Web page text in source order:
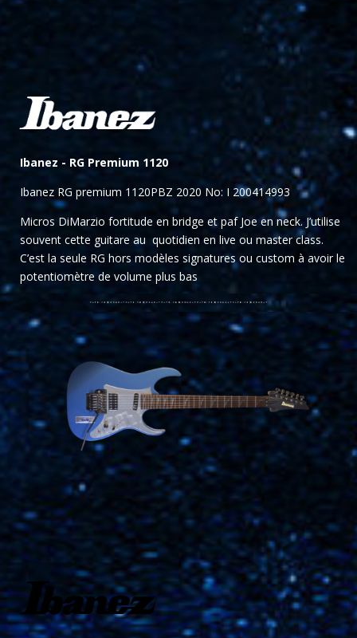
Ibanez - RG Premium 1120
Ibanez RG premium 1120PBZ 2020 No: I 200414993
Micros DiMarzio fortitude en bridge et paf Joe en neck. J’utilise
souvent cette guitare au quotidien en live ou master class.
C’est la seule RG hors modèles signatures ou custom à avoir le
potentiomètre de volume plus bas